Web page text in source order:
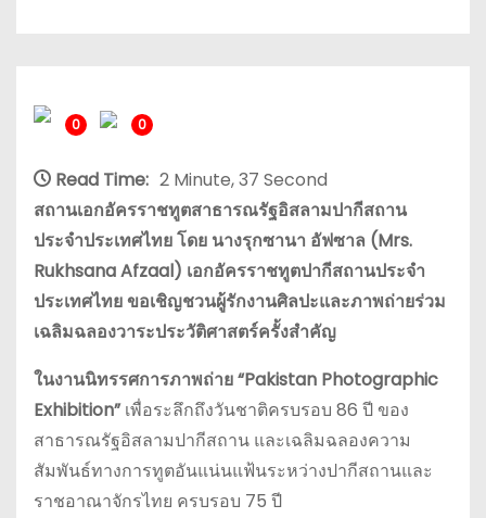
0 0
Read Time: 2 Minute, 37 Second
สถานเอกอัครราชทูตสาธารณรัฐอิสลามปากีสถาน
ประจำประเทศไทย โดย นางรุกซานา อัฟซาล (Mrs.
Rukhsana Afzaal) เอกอัครราชทูตปากีสถานประจำ
ประเทศไทย ขอเชิญชวนผู้รักงานศิลปะและภาพถ่ายร่วม
เฉลิมฉลองวาระประวัติศาสตร์ครั้งสำคัญ
ในงานนิทรรศการภาพถ่าย “Pakistan Photographic
Exhibition”เพื่อระลึกถึงวันชาติครบรอบ 86 ปี ของ
สาธารณรัฐอิสลามปากีสถาน และเฉลิมฉลองความ
สัมพันธ์ทางการทูตอันแน่นแฟ้นระหว่างปากีสถานและ
ราชอาณาจักรไทย ครบรอบ 75 ปี